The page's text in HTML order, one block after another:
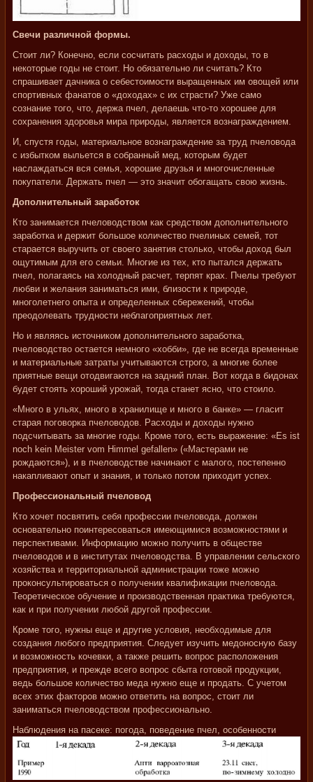
Свечи различной формы.
Стоит ли? Конечно, если сосчитать расходы и доходы, то в
некоторые годы не стоит. Но обязательно ли считать? Кто
спрашивает дачника о себестоимости выращенных им овощей или
спортивных фанатов о «доходах» с их страсти? Уже само
сознание того, что, держа пчел, делаешь что-то хорошее для
сохранения здоровья мира природы, является вознаграждением.
И, спустя годы, материальное вознаграждение за труд пчеловода
с избытком выльется в собранный мед, которым будет
наслаждаться вся семья, хорошие друзья и многочисленные
покупатели. Держать пчел — это значит обогащать свою жизнь.
Дополнительный заработок
Кто занимается пчеловодством как средством дополнительного
заработка и держит большое количество пчелиных семей, тот
старается выручить от своего занятия столько, чтобы доход был
ощутимым для его семьи. Многие из тех, кто пытался держать
пчел, полагаясь на холодный расчет, терпят крах. Пчелы требуют
любви и желания заниматься ими, близости к природе,
многолетнего опыта и определенных сбережений, чтобы
преодолевать трудности неблагоприятных лет.
Но и являясь источником дополнительного заработка,
пчеловодство остается немного «хобби», где не всегда временные
и материальные затраты учитываются строго, а многие более
приятные вещи отодвигаются на задний план. Вот когда в бидонах
будет стоять хороший урожай, тогда станет ясно, что стоило.
«Много в ульях, много в хранилище и много в банке» — гласит
старая поговорка пчеловодов. Расходы и доходы нужно
подсчитывать за многие годы. Кроме того, есть выражение: «Es ist
noch kein Meister vom Himmel gefallen» («Мастерами не
рождаются»), и в пчеловодстве начинают с малого, постепенно
накапливают опыт и знания, и только потом приходит успех.
Профессиональный пчеловод
Кто хочет посвятить себя профессии пчеловода, должен
основательно поинтересоваться имеющимися возможностями и
перспективами. Информацию можно получить в обществе
пчеловодов и в институтах пчеловодства. В управлении сельского
хозяйства и территориальной администрации тоже можно
проконсультироваться о получении квалификации пчеловода.
Теоретическое обучение и производственная практика требуются,
как и при получении любой другой профессии.
Кроме того, нужны еще и другие условия, необходимые для
создания любого предприятия. Следует изучить медоносную базу
и возможность кочевки, а также решить вопрос расположения
предприятия, и прежде всего вопрос сбыта готовой продукции,
ведь большое количество меда нужно еще и продать. С учетом
всех этих факторов можно ответить на вопрос, стоит ли
заниматься пчеловодством профессионально.
Наблюдения на пасеке: погода, поведение пчел, особенности